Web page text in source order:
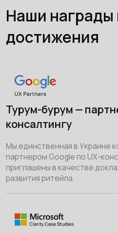
Наши награды
достижения
Турум-бурум —
консалтингу
Мы единственная в Украине
партнером Google по UX-
приглашены в качестве
развития ритейла.